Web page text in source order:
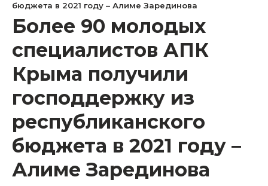
бюджета в 2021 году – Алиме Зарединова
Более 90 молодых
специалистов АПК
Крыма получили
господдержку из
республиканского
бюджета в 2021 году –
Алиме Зарединова